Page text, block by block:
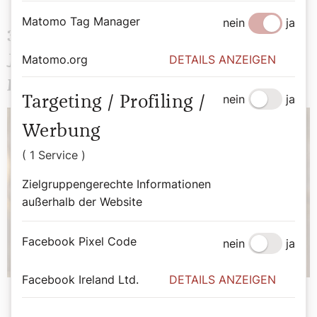
31. 12. 2022 LIVE:
Jahresschlussandacht zu Silvester mit
Kardinal Christoph Schönborn
Matomo Tag Manager nein ja
Matomo.org DETAILS ANZEIGEN
Targeting / Profiling /
Werbung
( 1 Service )
Zielgruppengerechte Informationen
außerhalb der Website
nein ja
Facebook Pixel Code nein ja
Facebook Ireland Ltd. DETAILS ANZEIGEN